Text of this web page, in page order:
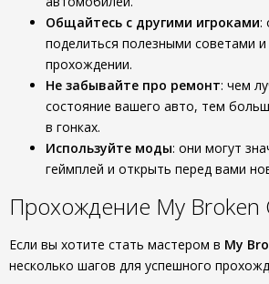
Общайтесь с другими игроками:
поделиться полезными советами
прохождении.
Не забывайте про ремонт: чем
состояние вашего авто, тем
в гонках.
Используйте моды: они могут
геймплей и открыть перед вами
Прохождение My Broken
Если вы хотите стать мастером в My
несколько шагов для успешного